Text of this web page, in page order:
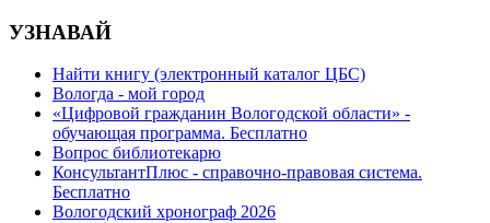
УЗНАВАЙ
Найти книгу (электронный каталог ЦБС)
Вологда - мой город
«Цифровой гражданин Вологодской области» -
обучающая программа. Бесплатно
Вопрос библиотекарю
КонсультантПлюс - справочно-правовая система.
Бесплатно
Вологодский хронограф 2026